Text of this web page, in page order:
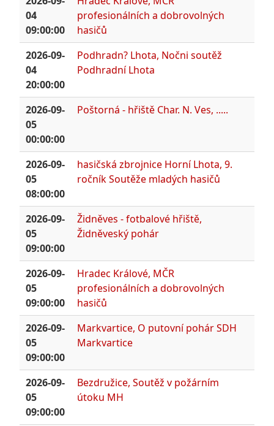
04
09:00:00
profesionálních a dobrovolných
hasičů
2026-09-
04
20:00:00
Podhradn? Lhota, Nočni soutěž
Podhradní Lhota
2026-09-
05
00:00:00
Poštorná - hřiště Char. N. Ves, .....
2026-09-
05
08:00:00
hasičská zbrojnice Horní Lhota, 9.
ročník Soutěže mladých hasičů
2026-09-
05
09:00:00
Židněves - fotbalové hřiště,
Židněveský pohár
2026-09-
05
09:00:00
Hradec Králové, MČR
profesionálních a dobrovolných
hasičů
2026-09-
05
09:00:00
Markvartice, O putovní pohár SDH
Markvartice
2026-09-
05
09:00:00
Bezdružice, Soutěž v požárním
útoku MH